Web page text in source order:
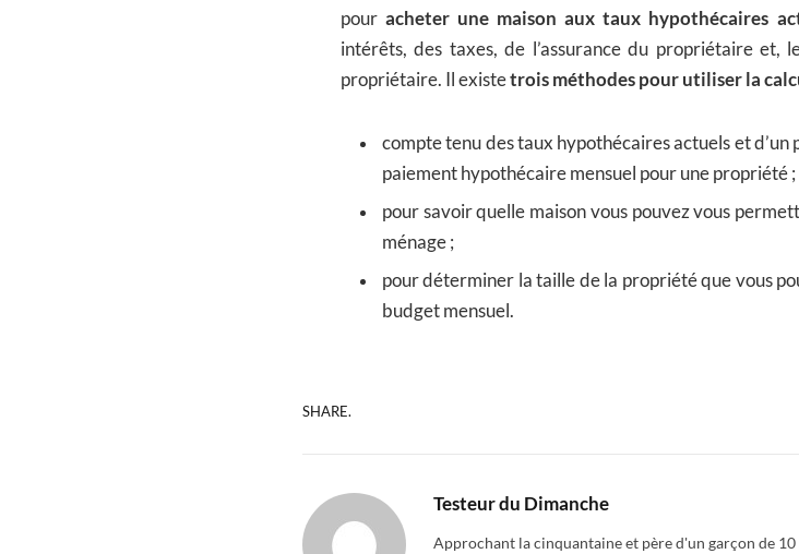
pouracheter une maison aux taux hypothécaires
intérêts, des taxes, de l’assurance du propriétaire et,
propriétaire. Il existetrois méthodes pour utiliser la
compte tenu des taux hypothécaires actuels et d’un
paiement hypothécaire mensuel pour une propriété ;
pour savoir quelle maison vous pouvez vous
ménage ;
pour déterminer la taille de la propriété que vous
budget mensuel.
SHARE.
Testeur du Dimanche
Approchant la cinquantaine et père d'un garçon de 10